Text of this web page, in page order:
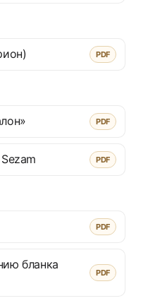
PDF
PDF
PDF
PDF
бланка
PDF